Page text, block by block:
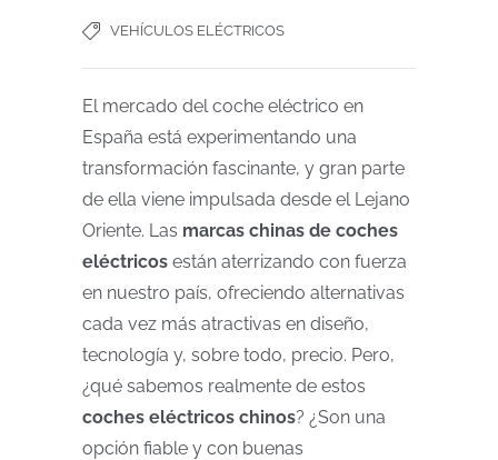
VEHÍCULOS ELÉCTRICOS
El mercado del coche eléctrico en
España está experimentando una
transformación fascinante, y gran parte
de ella viene impulsada desde el Lejano
Oriente. Las marcas chinas de coches
eléctricos están aterrizando con fuerza
en nuestro país, ofreciendo alternativas
cada vez más atractivas en diseño,
tecnología y, sobre todo, precio. Pero,
¿qué sabemos realmente de estos
coches eléctricos chinos? ¿Son una
opción fiable y con buenas